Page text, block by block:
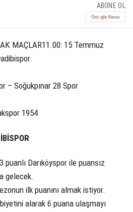
Instagram
Youtube
ABONE OL
MAÇLAR11.00: 15 Temmuz
– Soğukpınar 28 Spor
1954
puanlı Darıköyspor ile puansız
gelecek.
ilk puanını almak istiyor.
alarak 6 puana ulaşmayı